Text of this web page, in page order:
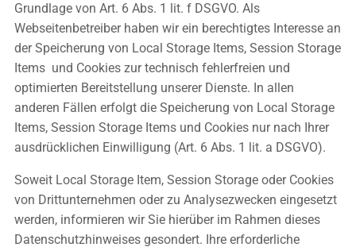
Grundlage von Art. 6 Abs. 1 lit. f DSGVO. Als
Webseitenbetreiber haben wir ein berechtigtes Interesse an
der Speicherung von Local Storage Items, Session Storage
Items und Cookies zur technisch fehlerfreien und
optimierten Bereitstellung unserer Dienste. In allen
anderen Fällen erfolgt die Speicherung von Local Storage
Items, Session Storage Items und Cookies nur nach Ihrer
ausdrücklichen Einwilligung (Art. 6 Abs. 1 lit. a DSGVO).
Soweit Local Storage Item, Session Storage oder Cookies
von Drittunternehmen oder zu Analysezwecken eingesetzt
werden, informieren wir Sie hierüber im Rahmen dieses
Datenschutzhinweises gesondert. Ihre erforderliche